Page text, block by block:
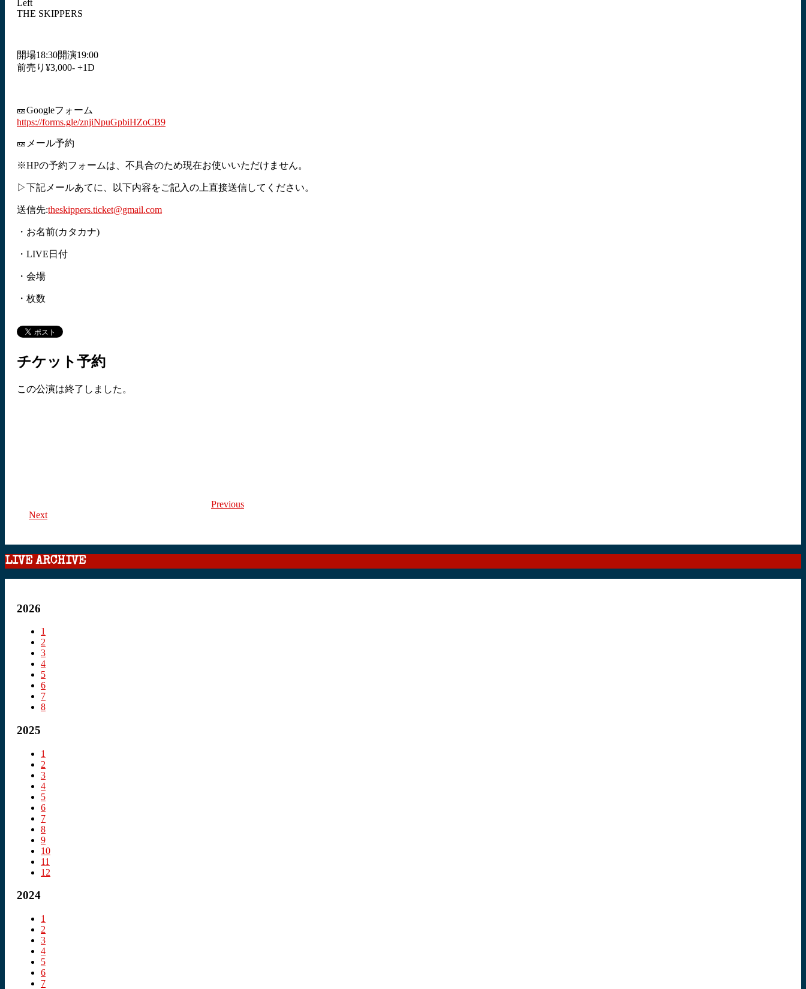
Left
THE SKIPPERS
開場18:30開演19:00
前売り¥3,000- +1D
🎫Googleフォーム
https://forms.gle/znjiNpuGpbiHZoCB9
🎫メール予約
※HPの予約フォームは、不具合のため現在お使いいただけません。
▷下記メールあてに、以下内容をご記入の上直接送信してください。
送信先:theskippers.ticket@gmail.com
・お名前(カタカナ)
・LIVE日付
・会場
・枚数
チケット予約
この公演は終了しました。
Previous
Next
LIVE ARCHIVE
2026
1
2
3
4
5
6
7
8
2025
1
2
3
4
5
6
7
8
9
10
11
12
2024
1
2
3
4
5
6
7